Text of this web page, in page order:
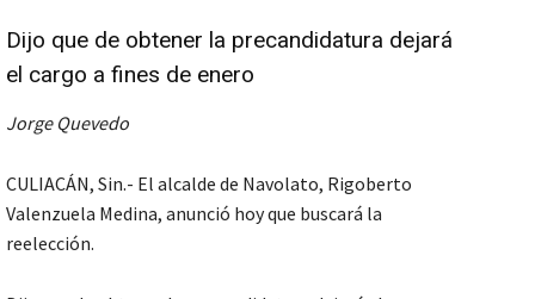
Dijo que de obtener la precandidatura dejará
el cargo a fines de enero
Jorge Quevedo
CULIACÁN, Sin.- El alcalde de Navolato, Rigoberto
Valenzuela Medina, anunció hoy que buscará la
reelección.